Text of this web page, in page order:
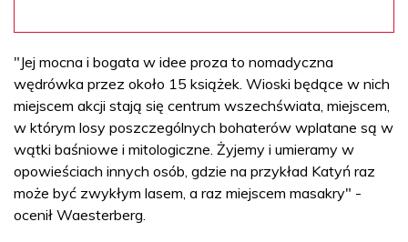
"Jej mocna i bogata w idee proza to nomadyczna
wędrówka przez około 15 książek. Wioski będące w nich
miejscem akcji stają się centrum wszechświata, miejscem,
w którym losy poszczególnych bohaterów wplatane są w
wątki baśniowe i mitologiczne. Żyjemy i umieramy w
opowieściach innych osób, gdzie na przykład Katyń raz
może być zwykłym lasem, a raz miejscem masakry" -
ocenił Waesterberg.